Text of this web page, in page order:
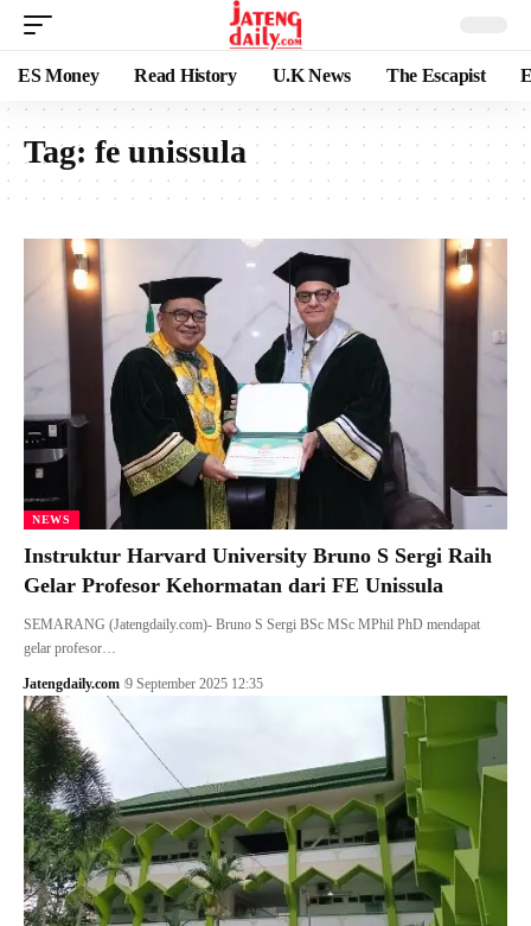
ES Money Read History U.K News The Escapist
Tag: fe unissula
NEWS
Instruktur Harvard University Bruno S Sergi Raih
Gelar Profesor Kehormatan dari FE Unissula
SEMARANG (Jatengdaily.com)- Bruno S Sergi BSc MSc MPhil PhD mendapat
gelar profesor…
Jatengdaily.com 9 September 2025 12:35